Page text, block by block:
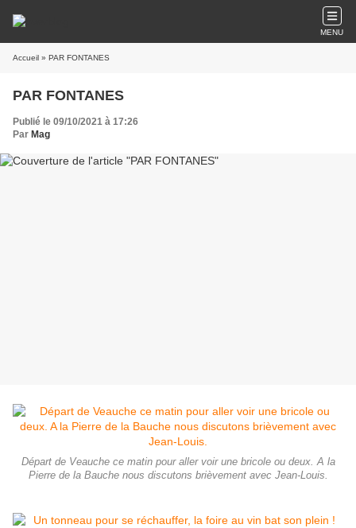
MENU
Accueil » PAR FONTANES
PAR FONTANES
Publié le 09/10/2021 à 17:26
Par Mag
Départ de Veauche ce matin pour aller voir une bricole ou deux. A la
Pierre de la Bauche nous discutons brièvement avec Jean-Louis.